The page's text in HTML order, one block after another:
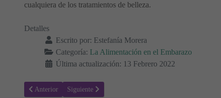
cualquiera de los tratamientos de belleza.
Detalles
Escrito por: Estefanía Morera
Categoría: La Alimentación en el Embarazo
Última actualización: 13 Febrero 2022
Artículo anterior: ¿Se puede comer mousse de chocolate durante el
Anterior Artículo siguiente: ¿Se puede comer Tiramisú durante
Siguiente